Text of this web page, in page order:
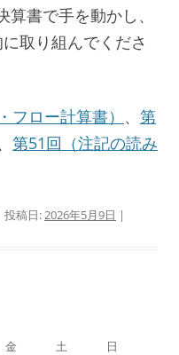
書で手を動かし、
取り組んでくださ
フロー計算書） 、 第
第51回（注記の読み
稿日:2026年5月9日 |
金 土
日